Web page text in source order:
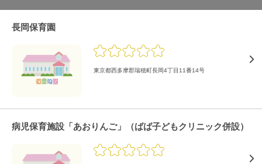
長岡保育園
東京都西多摩郡瑞穂町長岡4丁目11番14号
病児保育施設「あおりんご」（ばば子どもクリニック併設）